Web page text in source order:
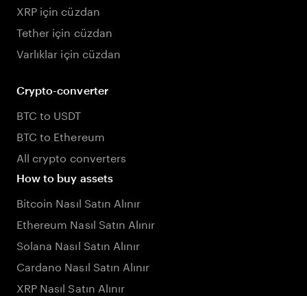
XRP için cüzdan
Tether için cüzdan
Varlıklar için cüzdan
Crypto-converter
BTC to USDT
BTC to Ethereum
All crypto converters
How to buy assets
Bitcoin Nasıl Satın Alınır
Ethereum Nasıl Satın Alınır
Solana Nasıl Satın Alınır
Cardano Nasıl Satın Alınır
XRP Nasıl Satın Alınır